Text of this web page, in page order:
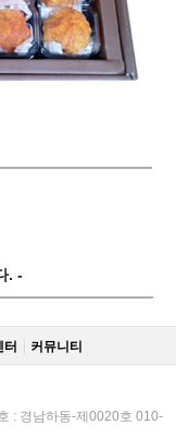
. -
터 커뮤니티
: 경남하동-제0020호 010-